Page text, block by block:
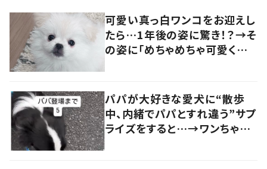
可愛い真っ白ワンコをお迎えし
たら…1年後の姿に驚き！？→そ
の姿に「めちゃめちゃ可愛くて
パパが大好きな愛犬に“散歩
中、内緒でパパとすれ違う”サプ
ライズをすると…→ワンちゃん